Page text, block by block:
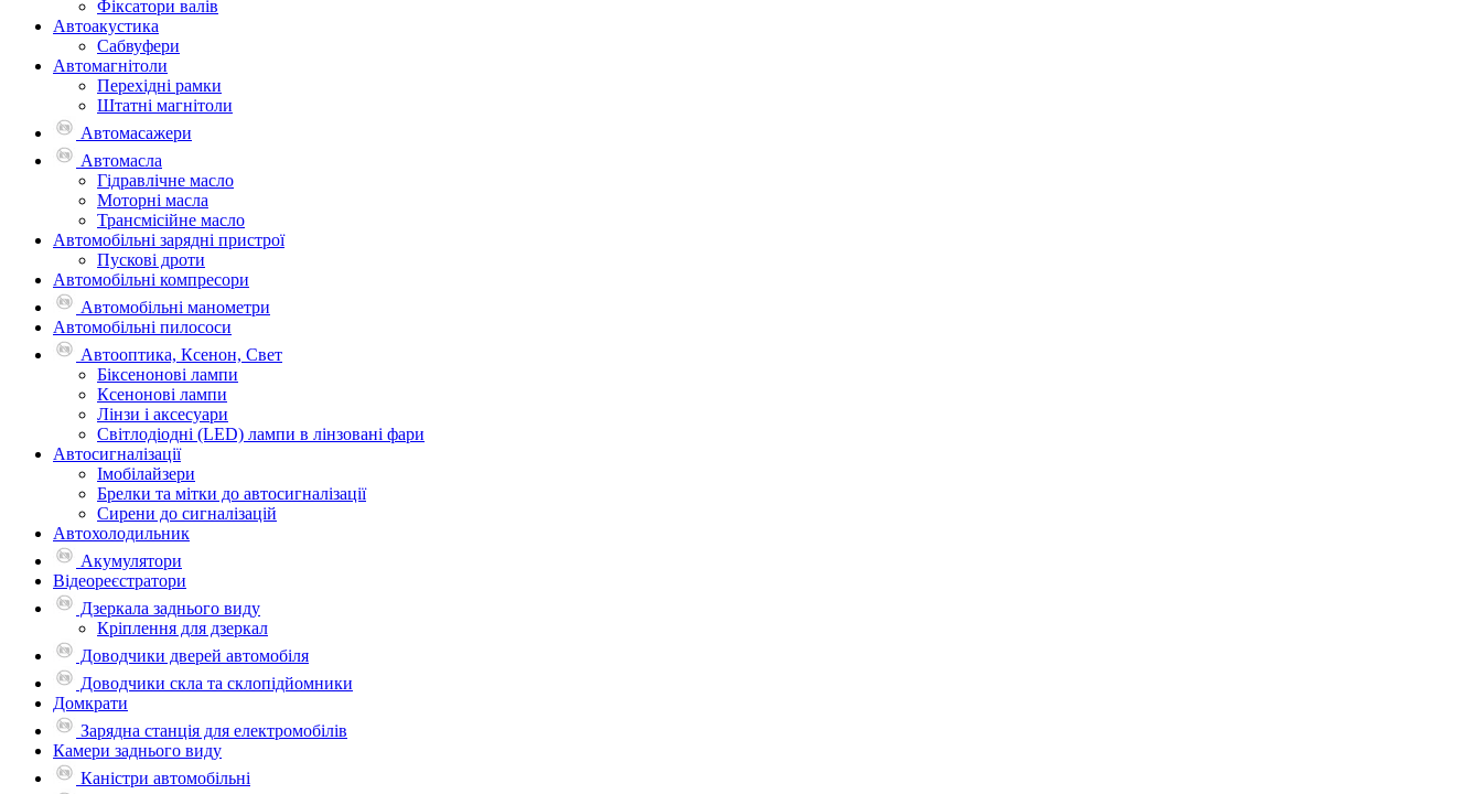
Фіксатори валів
Автоакустика
Сабвуфери
Автомагнітоли
Перехідні рамки
Штатні магнітоли
Автомасажери
Автомасла
Гідравлічне масло
Моторні масла
Трансмісійне масло
Автомобільні зарядні пристрої
Пускові дроти
Автомобільні компресори
Автомобільні манометри
Автомобільні пилососи
Автооптика, Ксенон, Свет
Біксенонові лампи
Ксенонові лампи
Лінзи і аксесуари
Світлодіодні (LED) лампи в лінзовані фари
Автосигналізації
Імобілайзери
Брелки та мітки до автосигналізації
Сирени до сигналізацій
Автохолодильник
Акумулятори
Відеореєстратори
Дзеркала заднього виду
Кріплення для дзеркал
Доводчики дверей автомобіля
Доводчики скла та склопідйомники
Домкрати
Зарядна станція для електромобілів
Камери заднього виду
Каністри автомобільні